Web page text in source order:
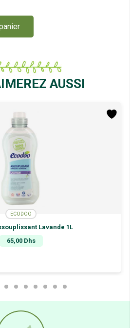
AUSSI
ECODOO
Lavande 1L
65,00 Dhs